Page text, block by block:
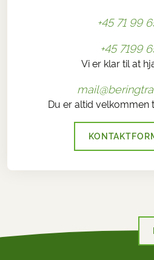
+45 71 99
+45 7199
Vi er klar til at
Du er altid velkommen